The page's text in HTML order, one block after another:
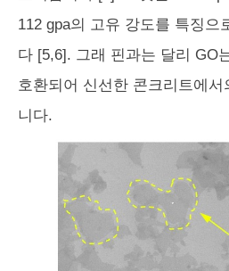
112 gpa의 고유 강도를 특징으
다 [5,6]. 그래 핀과는 달리 GO
호환되어 신선한 콘크리트에
니다.